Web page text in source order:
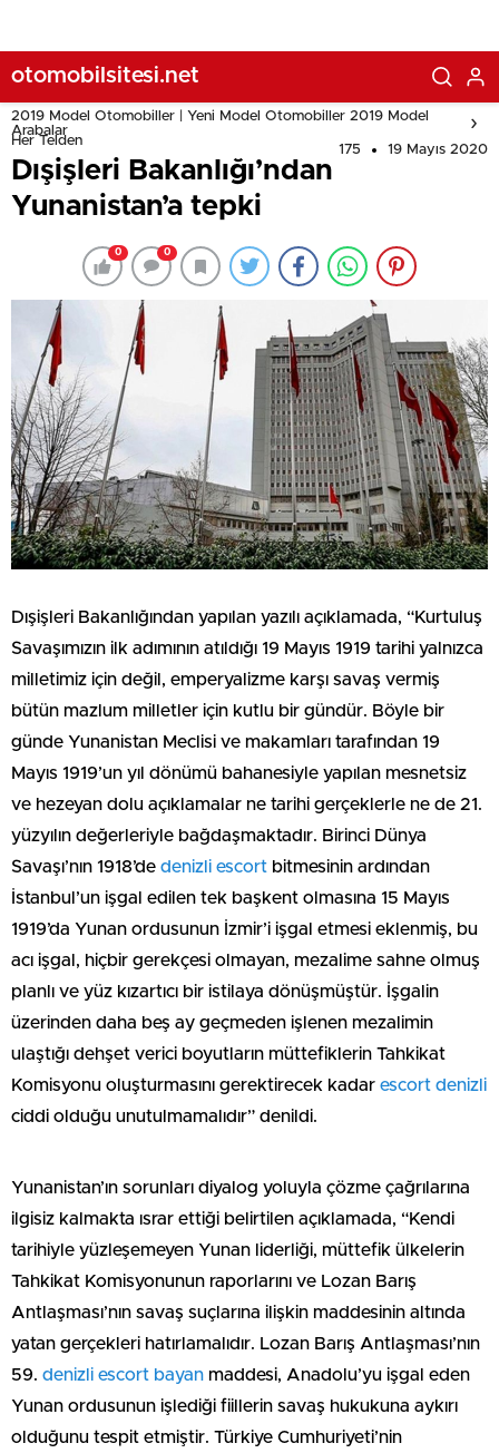
otomobilsitesi.net
2019 Model Otomobiller | Yeni Model Otomobiller 2019 Model
Arabalar
Her Telden
175 19 Mayıs 2020
Dışişleri Bakanlığı’ndan
Yunanistan’a tepki
0 0
Dışişleri Bakanlığından yapılan yazılı açıklamada, “Kurtuluş
Savaşımızın ilk adımının atıldığı 19 Mayıs 1919 tarihi yalnızca
milletimiz için değil, emperyalizme karşı savaş vermiş
bütün mazlum milletler için kutlu bir gündür. Böyle bir
günde Yunanistan Meclisi ve makamları tarafından 19
Mayıs 1919’un yıl dönümü bahanesiyle yapılan mesnetsiz
ve hezeyan dolu açıklamalar ne tarihi gerçeklerle ne de 21.
yüzyılın değerleriyle bağdaşmaktadır. Birinci Dünya
Savaşı’nın 1918’de denizli escort bitmesinin ardından
İstanbul’un işgal edilen tek başkent olmasına 15 Mayıs
1919’da Yunan ordusunun İzmir’i işgal etmesi eklenmiş, bu
acı işgal, hiçbir gerekçesi olmayan, mezalime sahne olmuş
planlı ve yüz kızartıcı bir istilaya dönüşmüştür. İşgalin
üzerinden daha beş ay geçmeden işlenen mezalimin
ulaştığı dehşet verici boyutların müttefiklerin Tahkikat
Komisyonu oluşturmasını gerektirecek kadar escort denizli
ciddi olduğu unutulmamalıdır” denildi.
Yunanistan’ın sorunları diyalog yoluyla çözme çağrılarına
ilgisiz kalmakta ısrar ettiği belirtilen açıklamada, “Kendi
tarihiyle yüzleşemeyen Yunan liderliği, müttefik ülkelerin
Tahkikat Komisyonunun raporlarını ve Lozan Barış
Antlaşması’nın savaş suçlarına ilişkin maddesinin altında
yatan gerçekleri hatırlamalıdır. Lozan Barış Antlaşması’nın
59. denizli escort bayan maddesi, Anadolu’yu işgal eden
Yunan ordusunun işlediği fiillerin savaş hukukuna aykırı
olduğunu tespit etmiştir. Türkiye Cumhuriyeti’nin